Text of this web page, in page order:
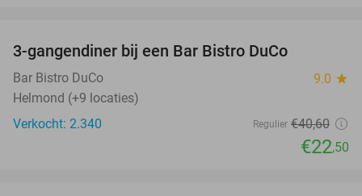
3-gangendiner bij een Bar Bistro DuCo
Bar Bistro DuCo 9.0 star
Helmond (+9 locaties)
Verkocht: 2.340
Regulier €40,60
€22,50